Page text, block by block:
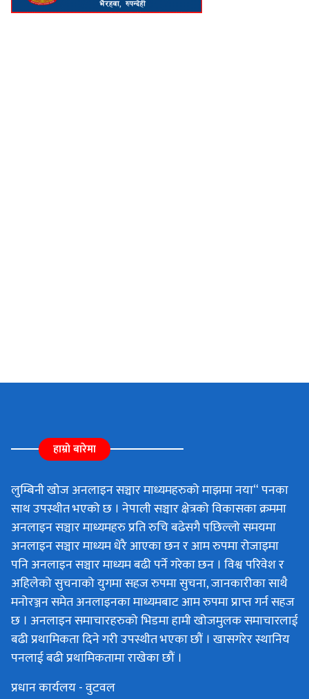
हाम्रो बारेमा
लुम्बिनी खोज अनलाइन सञ्चार माध्यमहरुको माझमा नया“ पनका
साथ उपस्थीत भएको छ । नेपाली सञ्चार क्षेत्रको विकासका क्रममा
अनलाइन सञ्चार माध्यमहरु प्रति रुचि बढेसगै पछिल्लो समयमा
अनलाइन सञ्चार माध्यम धेरै आएका छन र आम रुपमा रोजाइमा
पनि अनलाइन सञ्चार माध्यम बढी पर्ने गरेका छन । विश्व परिवेश र
अहिलेको सुचनाको युगमा सहज रुपमा सुचना, जानकारीका साथै
मनोरञ्जन समेत अनलाइनका माध्यमबाट आम रुपमा प्राप्त गर्न सहज
छ । अनलाइन समाचारहरुको भिडमा हामी खोजमुलक समाचारलाई
बढी प्रथामिकता दिने गरी उपस्थीत भएका छौं । खासगरेर स्थानिय
पनलाई बढी प्रथामिकतामा राखेका छौं ।
प्रधान कार्यलय - वुटवल